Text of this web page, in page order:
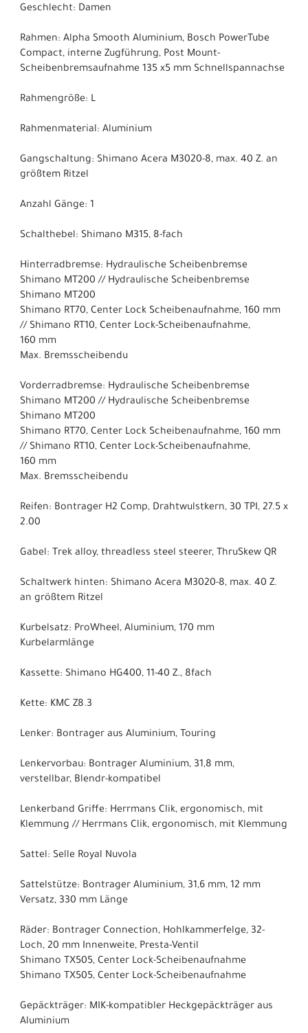
Geschlecht: Damen
Rahmen: Alpha Smooth Aluminium, Bosch PowerTube
Compact, interne Zugführung, Post Mount-
Scheibenbremsaufnahme 135 x5 mm Schnellspannachse
Rahmengröße: L
Rahmenmaterial: Aluminium
Gangschaltung: Shimano Acera M3020-8, max. 40 Z. an
größtem Ritzel
Anzahl Gänge: 1
Schalthebel: Shimano M315, 8-fach
Hinterradbremse: Hydraulische Scheibenbremse
Shimano MT200 // Hydraulische Scheibenbremse
Shimano MT200
Shimano RT70, Center Lock Scheibenaufnahme, 160 mm
// Shimano RT10, Center Lock-Scheibenaufnahme,
160 mm
Max. Bremsscheibendu
Vorderradbremse: Hydraulische Scheibenbremse
Shimano MT200 // Hydraulische Scheibenbremse
Shimano MT200
Shimano RT70, Center Lock Scheibenaufnahme, 160 mm
// Shimano RT10, Center Lock-Scheibenaufnahme,
160 mm
Max. Bremsscheibendu
Reifen: Bontrager H2 Comp, Drahtwulstkern, 30 TPI, 27.5 x
2.00
Gabel: Trek alloy, threadless steel steerer, ThruSkew QR
Schaltwerk hinten: Shimano Acera M3020-8, max. 40 Z.
an größtem Ritzel
Kurbelsatz: ProWheel, Aluminium, 170 mm
Kurbelarmlänge
Kassette: Shimano HG400, 11-40 Z., 8fach
Kette: KMC Z8.3
Lenker: Bontrager aus Aluminium, Touring
Lenkervorbau: Bontrager Aluminium, 31,8 mm,
verstellbar, Blendr-kompatibel
Lenkerband Griffe: Herrmans Clik, ergonomisch, mit
Klemmung // Herrmans Clik, ergonomisch, mit Klemmung
Sattel: Selle Royal Nuvola
Sattelstütze: Bontrager Aluminium, 31,6 mm, 12 mm
Versatz, 330 mm Länge
Räder: Bontrager Connection, Hohlkammerfelge, 32-
Loch, 20 mm Innenweite, Presta-Ventil
Shimano TX505, Center Lock-Scheibenaufnahme
Shimano TX505, Center Lock-Scheibenaufnahme
Gepäckträger: MIK-kompatibler Heckgepäckträger aus
Aluminium